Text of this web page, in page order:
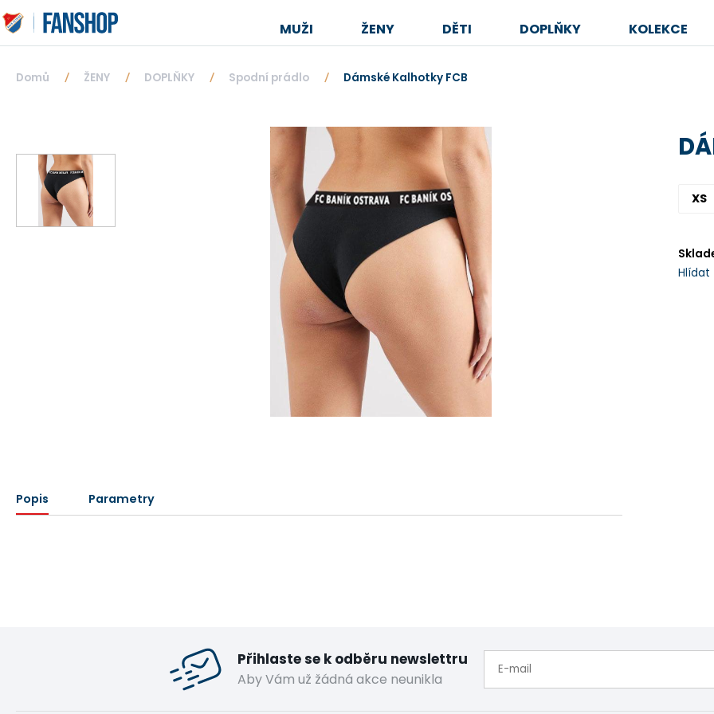
MUŽI ŽENY DĚTI DOPLŇKY KOLEKCE
Domů / ŽENY / DOPLŇKY / Spodní prádlo / Dámské Kalhotky FCB
Popis Parametry
XS
Hlídat
Přihlaste se k odběru newslettru
Aby Vám už žádná akce neunikla